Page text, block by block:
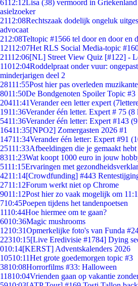
6112:12Lisa (38) vermoord in
asielzoeker
2112:08Rechtszaak dodelijk ongeluk
advocaat
212:08Teltopic #1566 tel door en door en
12112:07Het RLS Social Media-topic
21112:06[NL] Street View Quiz [#122] -
11012:04Roddelpraat onder vuur:
minderjarigen deel 2
28111:55Post hier pas overleden
8011:50De Bondgenoten Spoiler Topic #3
20411:41Verander een letter expert
1911:36Verander één letter. Expert # 75 (8
5411:36Verander één letter: Expert #143
16411:35[NPO2] Zomergasten 2026 #1
14711:34Verander één letter: Expert #91
25111:33Afbeeldingen die je gemaakt
8311:23Wat koopt 1000 euro in jouw
5111:15Ervaringen met
4211:14[Crowdfunding] #443
2711:12Forum werkt niet op Chrome
9011:12Post hier zo vaak mogelijk om
710:45Poepen tijdens het tandenpoetsen
1110:44Hoe hiermee om te gaan?
6010:36Magic mushrooms
1210:31Opmerkelijke foto's van Funda
22310:15[Live Eredivisie #1784] Dying
010:14[KERST] Adventskalenders 2026
10510:11Het grote goedemorgen topic #3
3810:08Horrorfilms #33: Halloween
11810:04Vrienden gaan op vakantie